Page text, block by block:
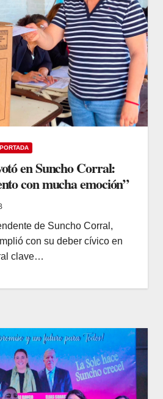
PORTADA
en Suncho Corral:
con mucha emoción”
de Suncho Corral,
con su deber cívico en
clave…